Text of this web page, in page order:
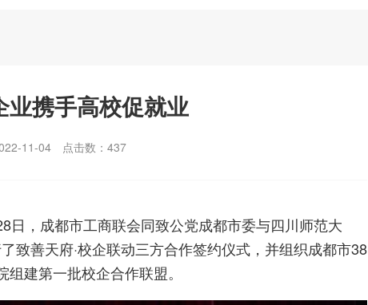
携手高校促就业
11-04 点击数： 437
日，成都市工商联会同致公党成都市委与四川师范大
致善天府·校企联动三方合作签约仪式，并组织成都市38
建第一批校企合作联盟。